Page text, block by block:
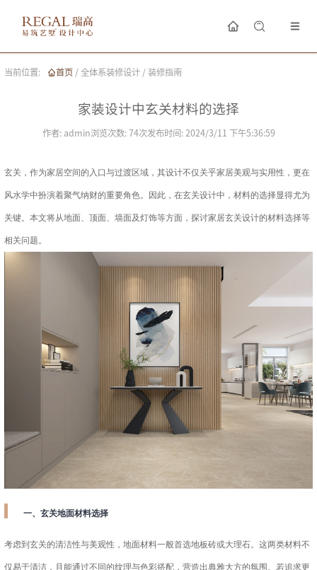
当前位置: 首页 / 全体系装修设计 / 装修指南
家装设计中玄关材料的选择
作者: admin浏览次数: 74次发布时间: 2024/3/11 下午5:36:59
玄关，作为家居空间的入口与过渡区域，其设计不仅关乎家居美观与实用性，更在
风水学中扮演着聚气纳财的重要角色。因此，在玄关设计中，材料的选择显得尤为
关键。本文将从地面、顶面、墙面及灯饰等方面，探讨家居玄关设计的材料选择等
相关问题。
一、玄关地面材料选择
考虑到玄关的清洁性与美观性，地面材料一般首选地板砖或大理石。这两类材料不
仅易于清洁，且能通过不同的纹理与色彩搭配，营造出典雅大方的氛围。若追求更